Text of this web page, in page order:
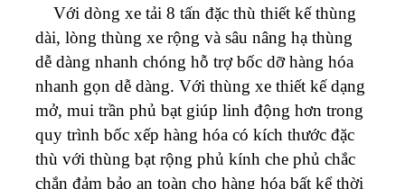
Với dòng xe tải 8 tấn đặc thù thiết kế thùng
dài, lòng thùng xe rộng và sâu nâng hạ thùng
dễ dàng nhanh chóng hỗ trợ bốc dỡ hàng hóa
nhanh gọn dễ dàng. Với thùng xe thiết kế dạng
mở, mui trần phủ bạt giúp linh động hơn trong
quy trình bốc xếp hàng hóa có kích thước đặc
thù với thùng bạt rộng phủ kính che phủ chắc
chắn đảm bảo an toàn cho hàng hóa bất kể thời